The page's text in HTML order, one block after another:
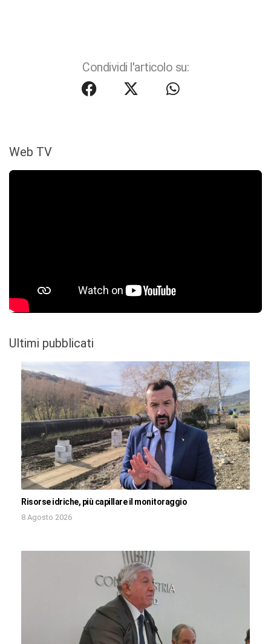
Condividi l'articolo su:
Web TV
Ultimi pubblicati
Risorse idriche, più capillare il monitoraggio
8 Agosto 2026